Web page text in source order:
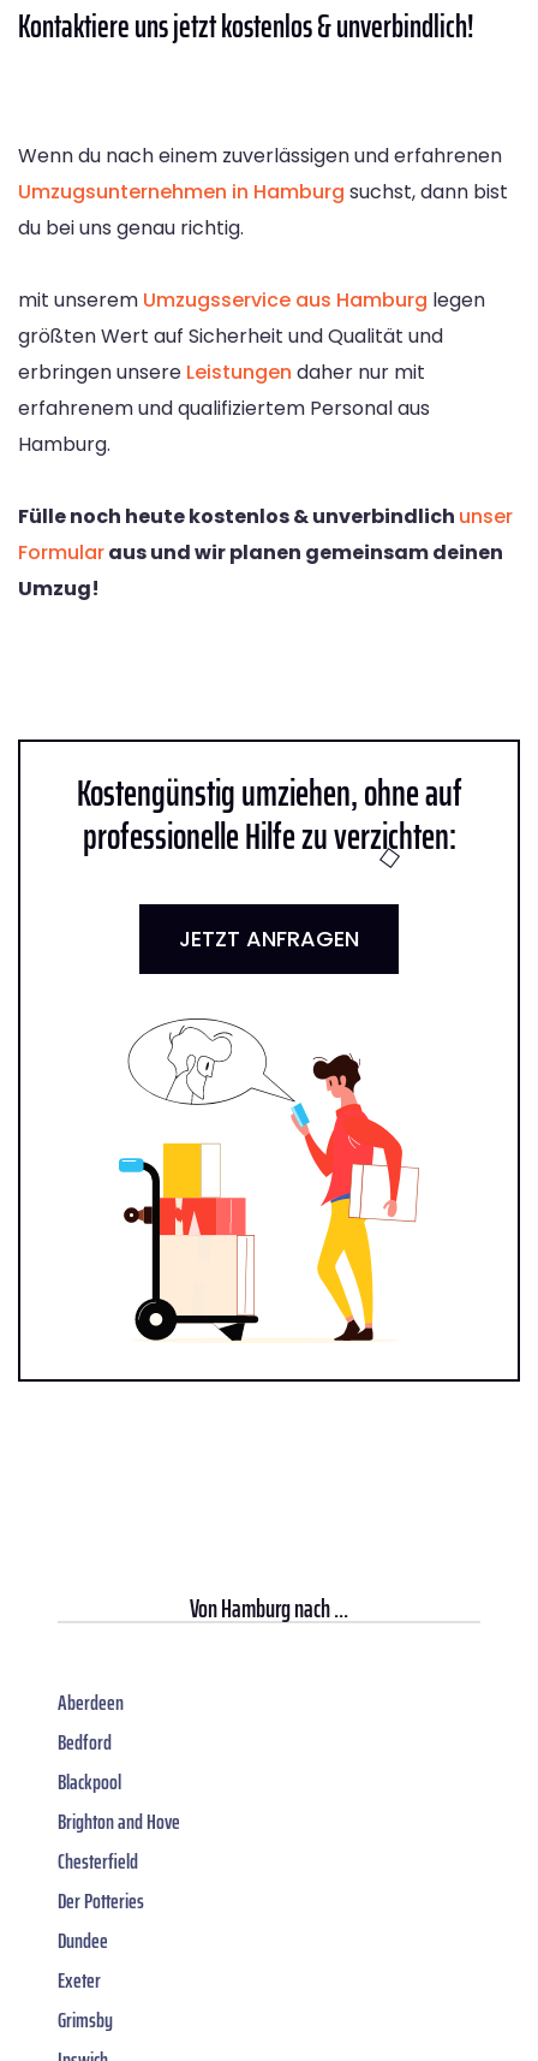
Kontaktiereuns jetzt kostenlos & unverbindlich!
Wenn du nach einem zuverlässigen und erfahrenen
Umzugsunternehmen in Hamburg suchst, dann bist
du bei uns genau richtig.
mit unserem Umzugsservice aus Hamburg legen
größten Wert auf Sicherheit und Qualität und
erbringen unsere Leistungen daher nur mit
erfahrenem und qualifiziertem Personal aus
Hamburg.
Fülle noch heute kostenlos & unverbindlich unser
Formularaus und wir planen gemeinsam deinen
Umzug!
Kostengünstig umziehen, ohne auf
professionelle Hilfe zu verzichten:
JETZT ANFRAGEN
VonHamburgnach ...
Aberdeen
Bedford
Blackpool
Brighton and Hove
Chesterfield
Der Potteries
Dundee
Exeter
Grimsby